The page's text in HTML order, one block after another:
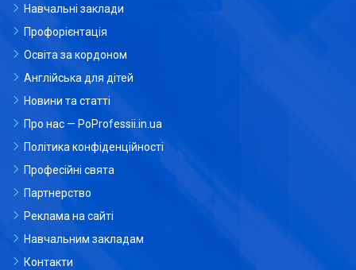
Навчальні заклади
Профорієнтація
Освіта за кордоном
Англійська для дітей
Новини та статті
Про нас — PoProfessii.in.ua
Політика конфіденційності
Професійні свята
Партнерство
Реклама на сайті
Навчальним закладам
Контакти